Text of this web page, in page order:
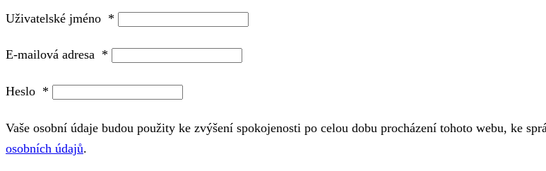
Uživatelské jméno *
E-mailová adresa *
Heslo *
Vaše osobní údaje budou použity ke zvýšení spokojenosti po celou dobu procházení tohoto webu, ke
osobních údajů.